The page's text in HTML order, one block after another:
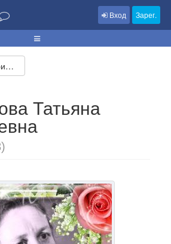
Вход Зарег.
Найти мемориал
Татьяна